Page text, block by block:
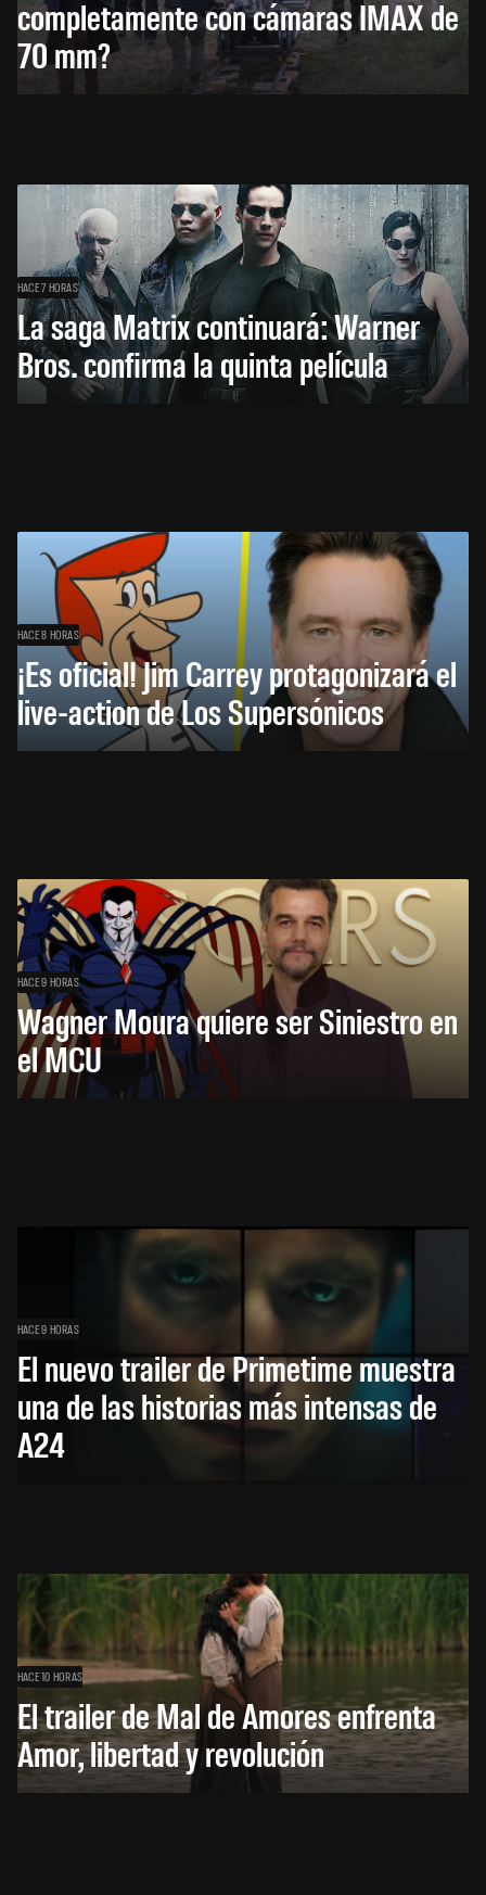
completamente con cámaras IMAX de
70 mm?
HACE 7 HORAS
La saga Matrix continuará: Warner
Bros. confirma la quinta película
HACE 8 HORAS
¡Es oficial! Jim Carrey protagonizará el
live-action de Los Supersónicos
HACE 9 HORAS
Wagner Moura quiere ser Siniestro en
el MCU
HACE 9 HORAS
El nuevo trailer de Primetime muestra
una de las historias más intensas de
A24
HACE 10 HORAS
El trailer de Mal de Amores enfrenta
Amor, libertad y revolución